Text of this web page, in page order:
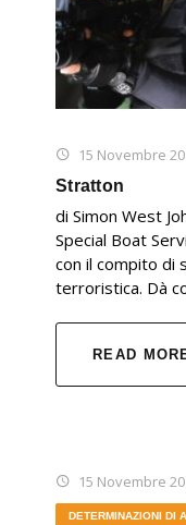
15 Novembre
Stratton
di Simon West
Special Boat
con il compito di
terroristica. Dà
READ
15 Novembre
DETERMINAZIONI DI